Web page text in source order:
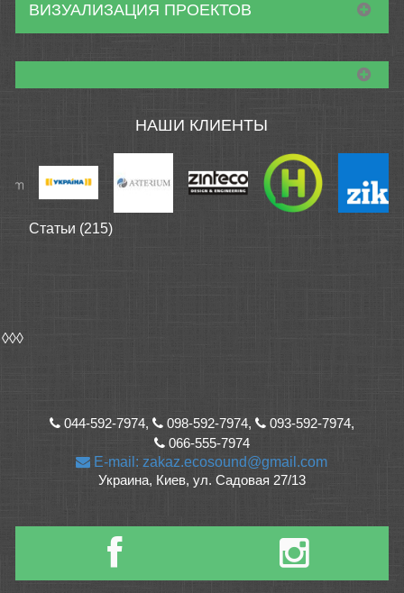
ВИЗУАЛИЗАЦИЯ ПРОЕКТОВ
НАШИ КЛИЕНТЫ
Статьи (215)
◊◊◊
044-592-7974, 098-592-7974,
093-592-7974,
066-555-7974
E-mail: zakaz.ecosound@gmail.com
Украина, Киев, ул. Садовая 27/13